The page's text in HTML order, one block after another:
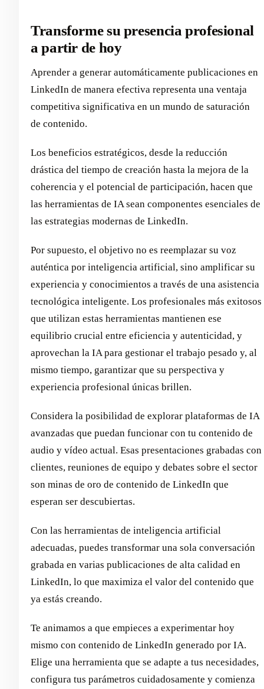
Transforme su presencia profesional
a partir de hoy
Aprender a generar automáticamente publicaciones en
LinkedIn de manera efectiva representa una ventaja
competitiva significativa en un mundo de saturación
de contenido.
Los beneficios estratégicos, desde la reducción
drástica del tiempo de creación hasta la mejora de la
coherencia y el potencial de participación, hacen que
las herramientas de IA sean componentes esenciales de
las estrategias modernas de LinkedIn.
Por supuesto, el objetivo no es reemplazar su voz
auténtica por inteligencia artificial, sino amplificar su
experiencia y conocimientos a través de una asistencia
tecnológica inteligente. Los profesionales más exitosos
que utilizan estas herramientas mantienen ese
equilibrio crucial entre eficiencia y autenticidad, y
aprovechan la IA para gestionar el trabajo pesado y, al
mismo tiempo, garantizar que su perspectiva y
experiencia profesional únicas brillen.
Considera la posibilidad de explorar plataformas de IA
avanzadas que puedan funcionar con tu contenido de
audio y vídeo actual. Esas presentaciones grabadas con
clientes, reuniones de equipo y debates sobre el sector
son minas de oro de contenido de LinkedIn que
esperan ser descubiertas.
Con las herramientas de inteligencia artificial
adecuadas, puedes transformar una sola conversación
grabada en varias publicaciones de alta calidad en
LinkedIn, lo que maximiza el valor del contenido que
ya estás creando.
Te animamos a que empieces a experimentar hoy
mismo con contenido de LinkedIn generado por IA.
Elige una herramienta que se adapte a tus necesidades,
configura tus parámetros cuidadosamente y comienza